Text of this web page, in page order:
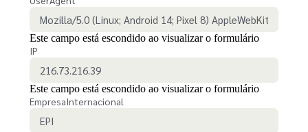
Este campo está escondido ao visualizar o formulário
IP
Este campo está escondido ao visualizar o formulário
EmpresaInternacional